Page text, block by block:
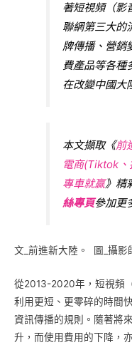
著短視頻（影
聯網第三大的
牌傳播、營銷
費產品等各種
在改變中國大
本文擷取《前
電商(Tiktok、
專車就贏》精
絲專頁參加更
文_前進新大陸。 圖_攝
從2013-2020年，短視頻
利用更短、更零碎的時間
資訊傳播的規則。隨著將
升，而使用費用的下降，